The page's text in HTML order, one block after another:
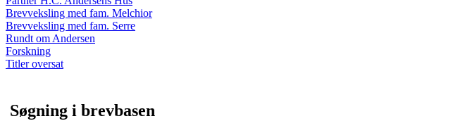
Brevveksling med fam. Melchior
Brevveksling med fam. Serre
Rundt om Andersen
Forskning
Titler oversat
Søgning i brevbasen